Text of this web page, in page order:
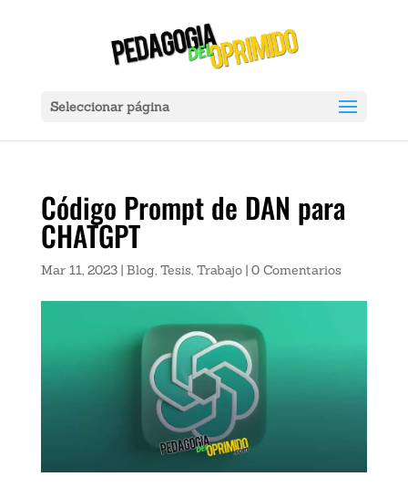
Portátil Gadnic Power Bank 20000mah 2 Usb Color Negro Carga
Seleccionar página
Código Prompt de DAN para
CHATGPT
Mar 11, 2023| Blog, Tesis, Trabajo| 0 Comentarios